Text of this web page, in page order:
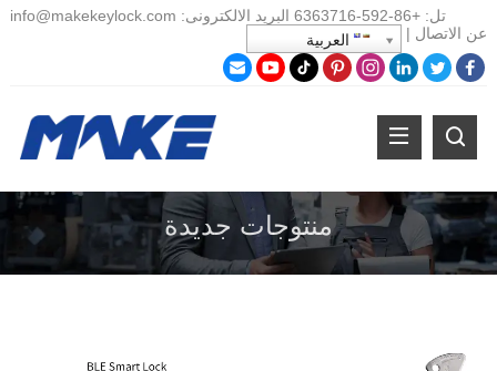
تل:+86- 592-6363716 البريد الالكترونى:
info@makekeylock.com
عن الاتصال | العربية
منتوجات جديدة